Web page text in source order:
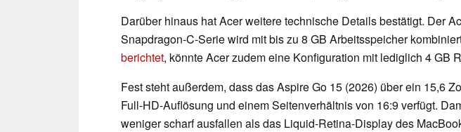
Darüber hinaus hat Acer weitere technische Details bestätigt. Der
Snapdragon-C-Serie wird mit bis zu 8 GB Arbeitsspeicher
berichtet, könnte Acer zudem eine Konfiguration mit lediglich 4 GB
Fest steht außerdem, dass das Aspire Go 15 (2026) über ein 15,6
Full-HD-Auflösung und einem Seitenverhältnis von 16:9 verfügt.
weniger scharf ausfallen als das Liquid-Retina-Display des